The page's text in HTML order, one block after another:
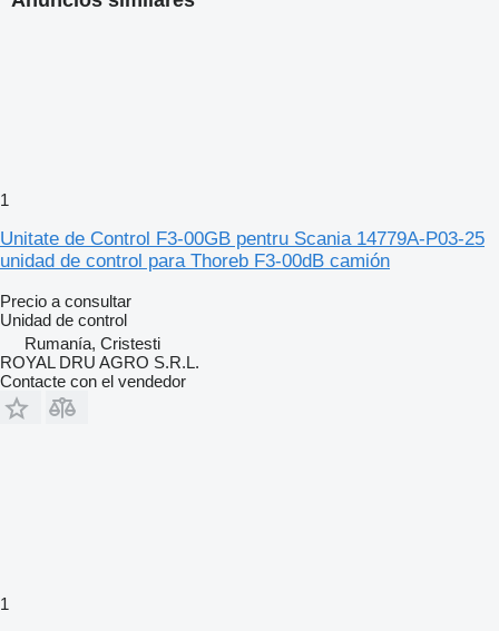
1
Unitate de Control F3-00GB pentru Scania 14779A-P03-25
unidad de control para Thoreb F3-00dB camión
Precio a consultar
Unidad de control
Rumanía, Cristesti
ROYAL DRU AGRO S.R.L.
Contacte con el vendedor
1